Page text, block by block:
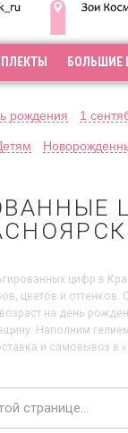
БОЛЬШИЕ
рождения 1
цифр в
цветов и оттенков.
на день
Наполним
и самовывоз в